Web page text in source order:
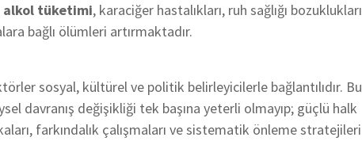
alkol tüketimi, karaciğer hastalıkları, ruh sağlığı bozuklukları
bağlı ölümleri artırmaktadır.
sosyal, kültürel ve politik belirleyicilerle bağlantılıdır. Bu
davranış değişikliği tek başına yeterli olmayıp; güçlü halk
farkındalık çalışmaları ve sistematik önleme stratejileri